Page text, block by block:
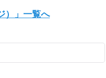
）」一覧へ